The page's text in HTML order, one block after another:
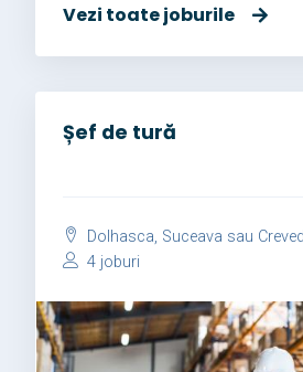
Vezi toate joburile
Șef de tură
Dolhasca, Suceava sau
4 joburi